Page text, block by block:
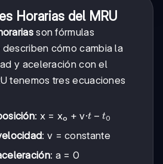
Horarias del MRU
son fórmulas
cómo cambia la
y aceleración con el
tenemos tres ecuaciones
: x = x₀ + v·t
t₀
t − t0
: v = constante
: a = 0